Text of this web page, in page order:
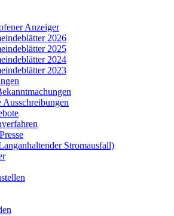
Anzeiger
2026
2025
2024
2023
Stromausfall)